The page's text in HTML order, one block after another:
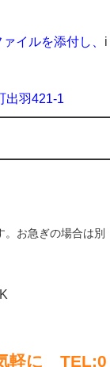
イルを添付し、 i
出羽421-1
。お急ぎの場合は別
軽に TEL:0